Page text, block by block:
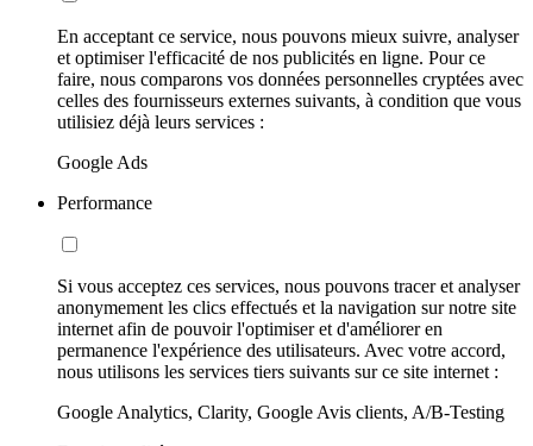
En acceptant ce service, nous pouvons mieux suivre, analyser
et optimiser l'efficacité de nos publicités en ligne. Pour ce
faire, nous comparons vos données personnelles cryptées avec
celles des fournisseurs externes suivants, à condition que vous
utilisiez déjà leurs services :
Google Ads
Performance
Si vous acceptez ces services, nous pouvons tracer et analyser
anonymement les clics effectués et la navigation sur notre site
internet afin de pouvoir l'optimiser et d'améliorer en
permanence l'expérience des utilisateurs. Avec votre accord,
nous utilisons les services tiers suivants sur ce site internet :
Google Analytics, Clarity, Google Avis clients, A/B-Testing